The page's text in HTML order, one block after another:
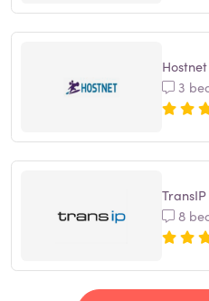
Hostnet
3
TransIP
8